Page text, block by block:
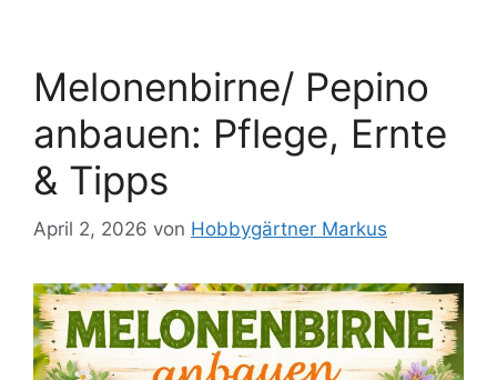
Melonenbirne/ Pepino
anbauen: Pflege, Ernte
& Tipps
April 2, 2026 von Hobbygärtner Markus